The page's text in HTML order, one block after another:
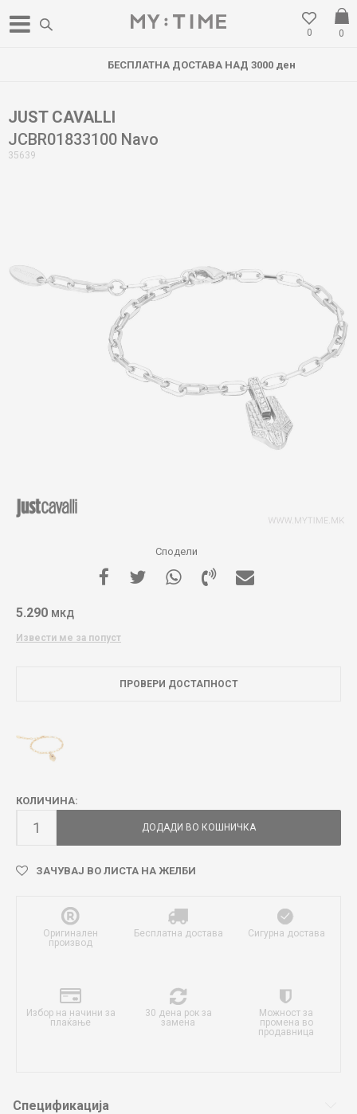
0
0
БЕСПЛАТНА ДОСТАВА НАД 3000 ден
JUST CAVALLI
JCBR01833100 Navo
35639
Сподели
5.290 МКД
Извести ме за попуст
ПРОВЕРИ ДОСТАПНОСТ
КОЛИЧИНА:
ДОДАДИ ВО КОШНИЧКА
ЗАЧУВАЈ ВО ЛИСТА НА ЖЕЛБИ
Оригинален
производ
Бесплатна достава Сигурна достава
Избор на начини за
плаќање
30 дена рок за
замена
Можност за
промена во
продавница
Спецификација